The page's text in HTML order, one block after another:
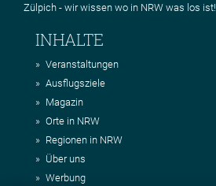
Zülpich - wir wissen wo in NRW was los ist!
INHALTE
Veranstaltungen
Ausflugsziele
Magazin
Orte in NRW
Regionen in NRW
Über uns
Werbung